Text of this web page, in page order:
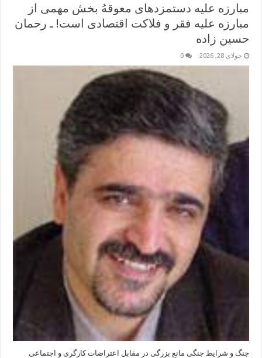
مبارزه علیه دستمزدهای معوقهُ بخش مهمی از
مبارزه علیه فقر و فلاکت اقتصادی است! ـ رحمان
حسین زاده
جولای 28, 2026 0
جنگ و شرایط جنگی مانع بزرگی در مقابل اعتراضات کارگری و اجتماعی